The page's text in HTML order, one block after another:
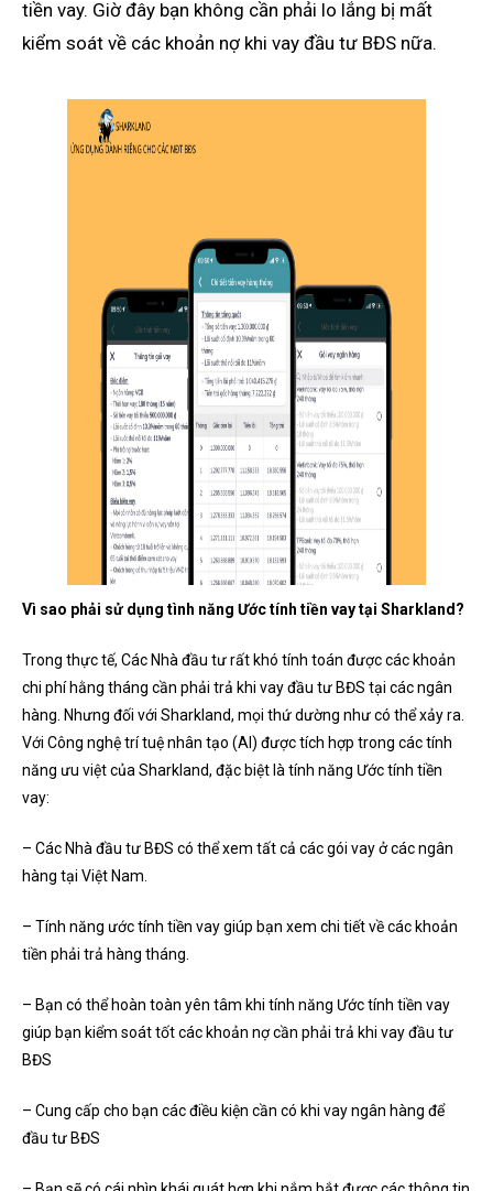
tiền vay. Giờ đây bạn không cần phải lo lắng bị mất
kiểm soát về các khoản nợ khi vay đầu tư BĐS nữa.
Vì sao phải sử dụng tình năng Ước tính tiền vay tại Sharkland?
Trong thực tế, Các Nhà đầu tư rất khó tính toán được các khoản
chi phí hằng tháng cần phải trả khi vay đầu tư BĐS tại các ngân
hàng. Nhưng đối với Sharkland, mọi thứ dường như có thể xảy ra.
Với Công nghệ trí tuệ nhân tạo (AI) được tích hợp trong các tính
năng ưu việt của Sharkland, đặc biệt là tính năng Ước tính tiền
vay:
– Các Nhà đầu tư BĐS có thể xem tất cả các gói vay ở các ngân
hàng tại Việt Nam.
– Tính năng ước tính tiền vay giúp bạn xem chi tiết về các khoản
tiền phải trả hàng tháng.
– Bạn có thể hoàn toàn yên tâm khi tính năng Ước tính tiền vay
giúp bạn kiểm soát tốt các khoản nợ cần phải trả khi vay đầu tư
BĐS
– Cung cấp cho bạn các điều kiện cần có khi vay ngân hàng để
đầu tư BĐS